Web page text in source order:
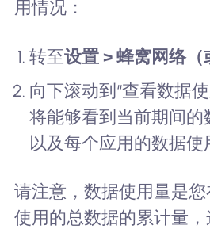
用情况：
转至设置 > 蜂窝网络（
向下滚动到“查看数据
将能够看到当前期间的
以及每个应用的数据使
请注意，数据使用量是
使用的总数据的累计量